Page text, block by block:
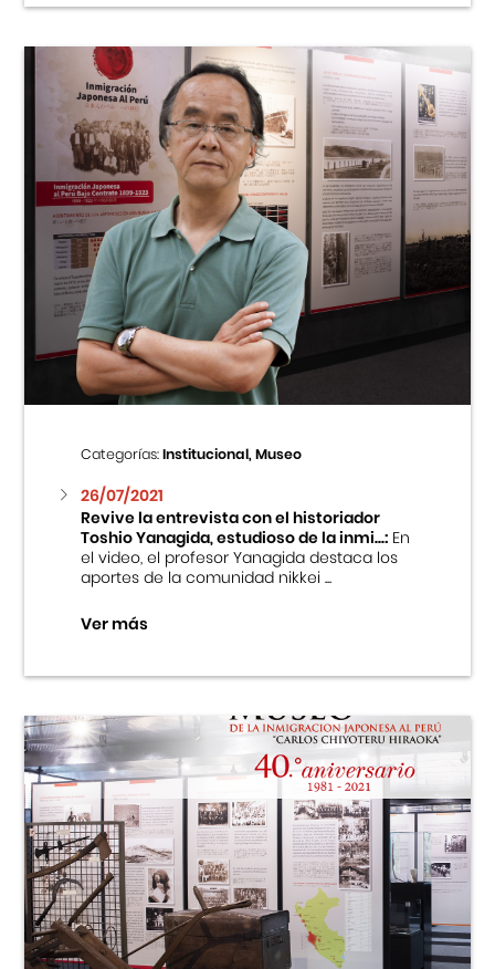
Categorías:Institucional, Museo
26/07/2021
Revive la entrevista con el historiador
Toshio Yanagida, estudioso de la inmi...:En
el video, el profesor Yanagida destaca los
aportes de la comunidad nikkei ...
Ver más